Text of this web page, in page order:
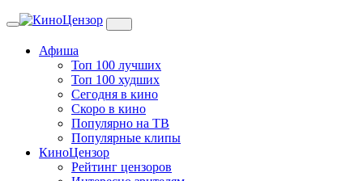
Toggle
Афиша
Топ 100 лучших
Топ 100 худших
Сегодня в кино
Скоро в кино
Популярно на ТВ
Популярные клипы
КиноЦензор
Рейтинг цензоров